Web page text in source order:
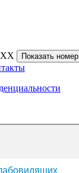
Показать номер